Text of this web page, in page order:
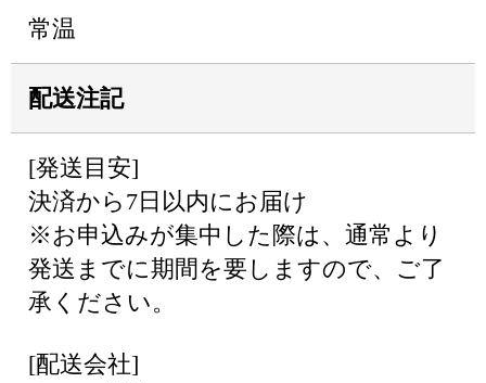
常温
配送注記
[発送目安]
決済から7日以内にお届け
※お申込みが集中した際は、通常より
発送までに期間を要しますので、ご了
承ください。
[配送会社]